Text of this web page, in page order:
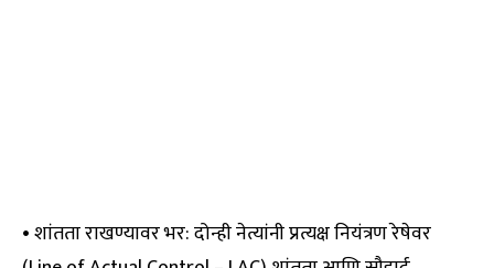
• शांतता राखण्यावर भर: दोन्ही नेत्यांनी प्रत्यक्ष नियंत्रण रेषेवर